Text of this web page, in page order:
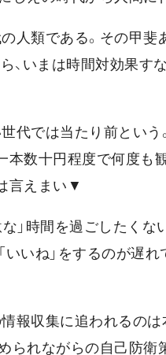
人類である。その甲
、いまは時間対効果
代では当たり前とい
本数十円程度で何度も
言えまい▼
」時間を過ごしたく
いいね」をするのが遅
報収集に追われるの
られながらの自己防衛